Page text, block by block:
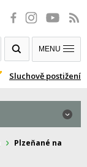
Sluchově postižení
MENU
Plzeňané na